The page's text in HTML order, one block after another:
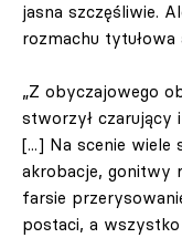
jasna szczęśliwie.
rozmachu tytułowa
„Z obyczajowego
stworzył czarujący
[...] Na scenie wiele
akrobacje, gonitwy
farsie
postaci, a